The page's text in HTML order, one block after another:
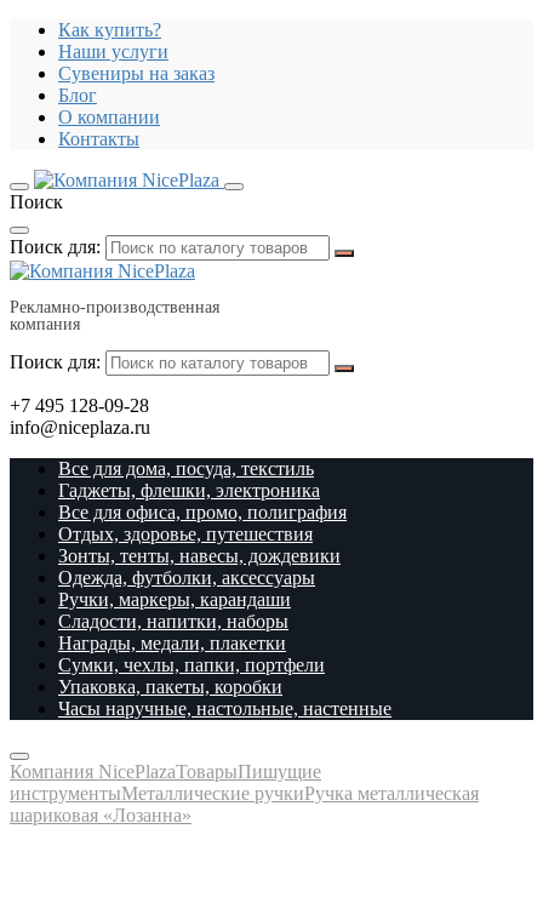
Как купить?
Наши услуги
Сувениры на заказ
Блог
О компании
Контакты
Поиск
Поиск для:
Рекламно-производственная
компания
Поиск для:
+7 495 128-09-28
info@niceplaza.ru
Все для дома, посуда, текстиль
Гаджеты, флешки, электроника
Все для офиса, промо, полиграфия
Отдых, здоровье, путешествия
Зонты, тенты, навесы, дождевики
Одежда, футболки, аксессуары
Ручки, маркеры, карандаши
Сладости, напитки, наборы
Награды, медали, плакетки
Сумки, чехлы, папки, портфели
Упаковка, пакеты, коробки
Часы наручные, настольные, настенные
Компания NicePlazaТоварыПишущие
инструментыМеталлические ручкиРучка металлическая
шариковая «Лозанна»